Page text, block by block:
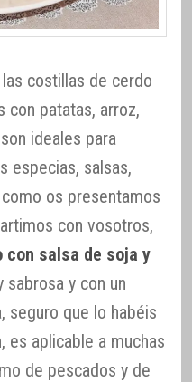
costillas de cerdo
con patatas, arroz,
ideales para
especias, salsas,
os presentamos
con vosotros,
con salsa de soja y
sabrosa y con un
seguro que lo habéis
es aplicable a muchas
de pescados y de